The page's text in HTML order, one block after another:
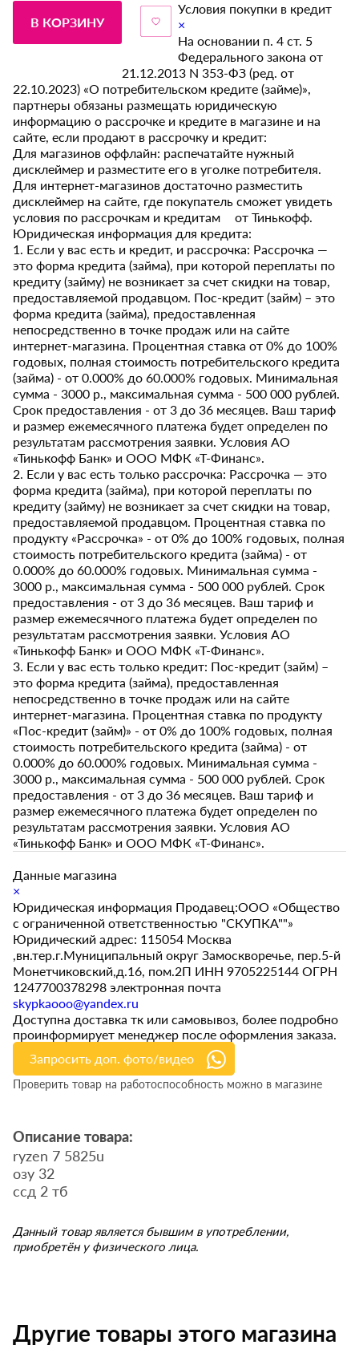
В КОРЗИНУ
Условия покупки в кредит
×
На основании п. 4 ст. 5
Федерального закона от
21.12.2013 N 353-ФЗ (ред. от
22.10.2023) «О потребительском кредите (займе)»,
партнеры обязаны размещать юридическую
информацию о рассрочке и кредите в магазине и на
сайте, если продают в рассрочку и кредит:
Для магазинов оффлайн: распечатайте нужный
дисклеймер и разместите его в уголке потребителя.
Для интернет-магазинов достаточно разместить
дисклеймер на сайте, где покупатель сможет увидеть
условия по рассрочкам и кредитам от Тинькофф.
Юридическая информация для кредита:
1. Если у вас есть и кредит, и рассрочка: Рассрочка —
это форма кредита (займа), при которой переплаты по
кредиту (займу) не возникает за счет скидки на товар,
предоставляемой продавцом. Пос-кредит (займ) – это
форма кредита (займа), предоставленная
непосредственно в точке продаж или на сайте
интернет-магазина. Процентная ставка от 0% до 100%
годовых, полная стоимость потребительского кредита
(займа) - от 0.000% до 60.000% годовых. Минимальная
сумма - 3000 р., максимальная сумма - 500 000 рублей.
Срок предоставления - от 3 до 36 месяцев. Ваш тариф
и размер ежемесячного платежа будет определен по
результатам рассмотрения заявки. Условия АО
«Тинькофф Банк» и ООО МФК «Т-Финанс».
2. Если у вас есть только рассрочка: Рассрочка — это
форма кредита (займа), при которой переплаты по
кредиту (займу) не возникает за счет скидки на товар,
предоставляемой продавцом. Процентная ставка по
продукту «Рассрочка» - от 0% до 100% годовых, полная
стоимость потребительского кредита (займа) - от
0.000% до 60.000% годовых. Минимальная сумма -
3000 р., максимальная сумма - 500 000 рублей. Срок
предоставления - от 3 до 36 месяцев. Ваш тариф и
размер ежемесячного платежа будет определен по
результатам рассмотрения заявки. Условия АО
«Тинькофф Банк» и ООО МФК «Т-Финанс».
3. Если у вас есть только кредит: Пос-кредит (займ) –
это форма кредита (займа), предоставленная
непосредственно в точке продаж или на сайте
интернет-магазина. Процентная ставка по продукту
«Пос-кредит (займ)» - от 0% до 100% годовых, полная
стоимость потребительского кредита (займа) - от
0.000% до 60.000% годовых. Минимальная сумма -
3000 р., максимальная сумма - 500 000 рублей. Срок
предоставления - от 3 до 36 месяцев. Ваш тариф и
размер ежемесячного платежа будет определен по
результатам рассмотрения заявки. Условия АО
«Тинькофф Банк» и ООО МФК «Т-Финанс».
Данные магазина
×
Юридическая информация Продавец:ООО «Общество
с ограниченной ответственностью "СКУПКА""»
Юридический адрес: 115054 Москва
,вн.тер.г.Муниципальный округ Замоскворечье, пер.5-й
Монетчиковский,д.16, пом.2П ИНН 9705225144 ОГРН
1247700378298 электронная почта
skypkaooo@yandex.ru
Доступна доставка тк или самовывоз, более подробно
проинформирует менеджер после оформления заказа.
Запросить доп. фото/видео
Проверить товар на работоспособность можно в магазине
Описание товара:
ryzen 7 5825u
озу 32
ссд 2 тб
Данный товар является бывшим в употреблении,
приобретён у физического лица.
Другие товары этого магазина